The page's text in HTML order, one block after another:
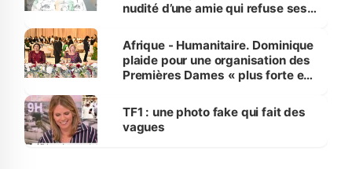
nudité d’une amie qui refuse ses
Afrique - Humanitaire. Dominique
plaide pour une organisation des
Premières Dames « plus forte et
sur la scène internationale »
TF1 : une photo fake qui fait des
vagues